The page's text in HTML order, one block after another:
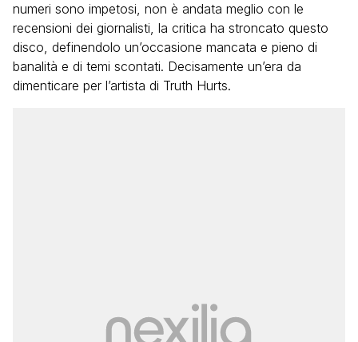
numeri sono impetosi, non è andata meglio con le
recensioni dei giornalisti, la critica ha stroncato questo
disco, definendolo un’occasione mancata e pieno di
banalità e di temi scontati. Decisamente un’era da
dimenticare per l’artista di Truth Hurts.